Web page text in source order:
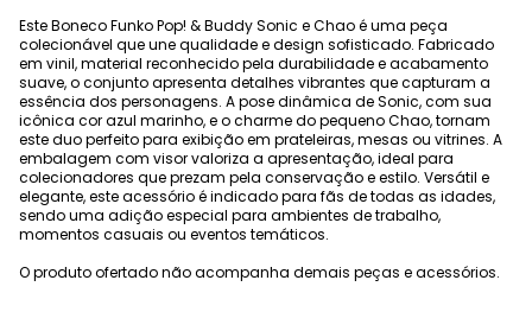
Este Boneco Funko Pop! & Buddy Sonic e Chao é uma peça
colecionável que une qualidade e design sofisticado. Fabricado
em vinil, material reconhecido pela durabilidade e acabamento
suave, o conjunto apresenta detalhes vibrantes que capturam a
essência dos personagens. A pose dinâmica de Sonic, com sua
icônica cor azul marinho, e o charme do pequeno Chao, tornam
este duo perfeito para exibição em prateleiras, mesas ou vitrines. A
embalagem com visor valoriza a apresentação, ideal para
colecionadores que prezam pela conservação e estilo. Versátil e
elegante, este acessório é indicado para fãs de todas as idades,
sendo uma adição especial para ambientes de trabalho,
momentos casuais ou eventos temáticos.
O produto ofertado não acompanha demais peças e acessórios.